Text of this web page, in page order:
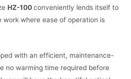
HZ-100conveniently lends itself to
work where ease of operation is
with an efficient, maintenance-
no warming time required before